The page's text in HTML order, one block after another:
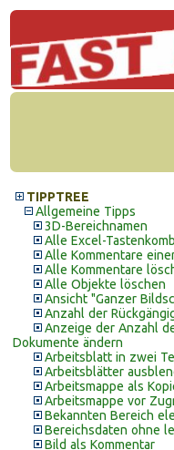
TIPPTREE
Allgemeine Tipps
3D-Bereichnamen
Alle Excel-
Alle Kommentare
Alle Kommentare
Alle Objekte löschen
Ansicht "Ganzer
Anzahl der
Anzeige der Anzahl
Dokumente ändern
Arbeitsblatt in zwei
Arbeitsblätter
Arbeitsmappe als
Arbeitsmappe vor
Bekannten Bereich
Bereichsdaten ohne
Bild als Kommentar